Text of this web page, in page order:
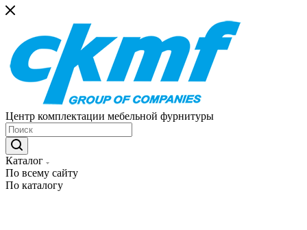
Центр комплектации мебельной фурнитуры
Каталог
По всему сайту
По каталогу